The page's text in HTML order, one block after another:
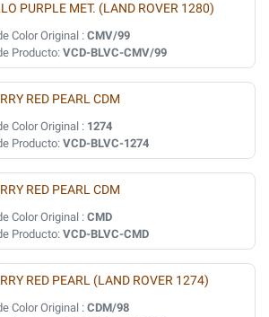
PURPLE MET. (LAND ROVER 1280)
Color Original : CMV/99
Producto: VCD-BLVC-CMV/99
RED PEARL CDM
Color Original : 1274
Producto: VCD-BLVC-1274
RED PEARL CDM
Color Original : CMD
Producto: VCD-BLVC-CMD
RED PEARL (LAND ROVER 1274)
Color Original : CDM/98